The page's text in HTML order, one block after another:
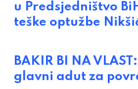
u Predsjedništvo
teške optužbe
BAKIR BI NA
glavni adut za